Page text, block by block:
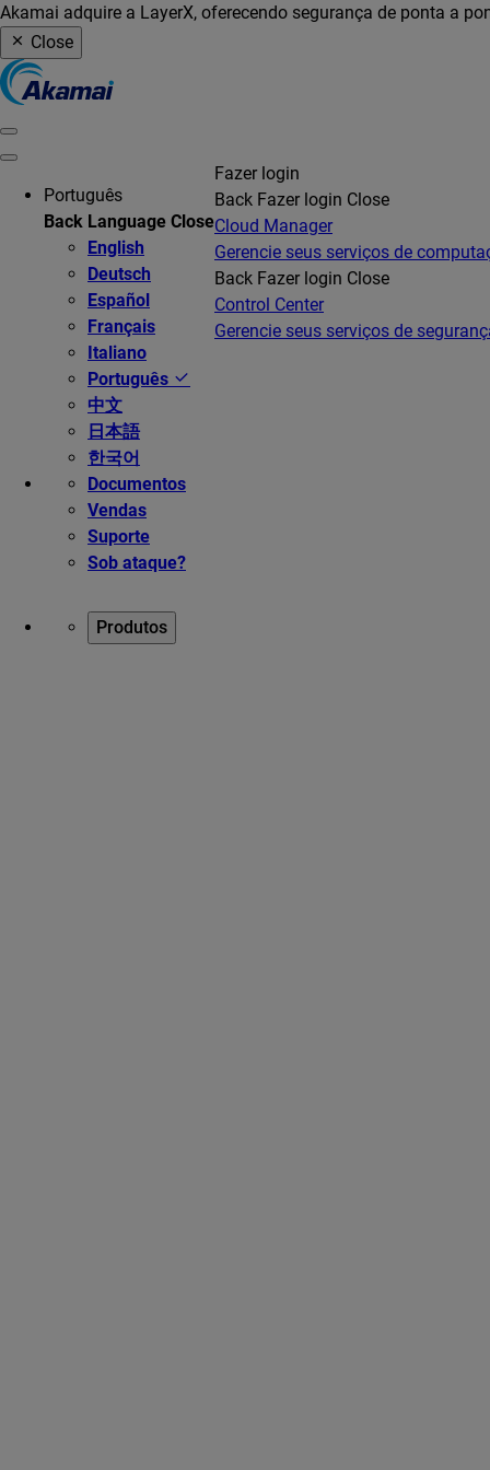
Akamai adquire a LayerX, oferecendo segurança de ponta a
Close
Português
Back Language Close
English
Deutsch
Español
Français
Italiano
Português
中文
日本語
한국어
Documentos
Vendas
Suporte
Sob ataque?
Fazer login
Back Fazer login Close
Cloud Manager
Gerencie seus serviços de
Back Fazer login Close
Control Center
Gerencie seus serviços de
Produtos